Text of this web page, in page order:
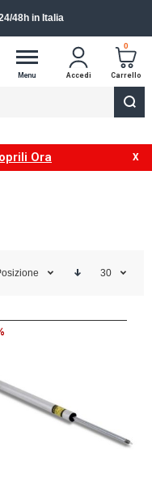
48h in Italia
Menu Accedi
0
Carrello
Ora
30